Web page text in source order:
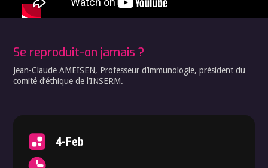
Se reproduit-on jamais ?
Jean-Claude AMEISEN, Professeur d’immunologie, président du
comité d’éthique de l’INSERM.
4-Feb